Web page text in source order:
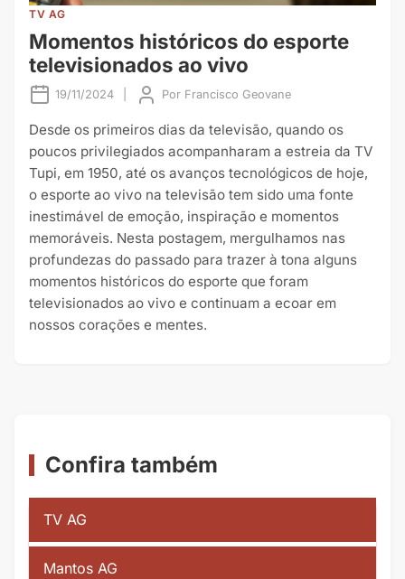
TV AG
Momentos históricos do esporte
televisionados ao vivo
19/11/2024 Por Francisco Geovane
Desde os primeiros dias da televisão, quando os
poucos privilegiados acompanharam a estreia da TV
Tupi, em 1950, até os avanços tecnológicos de hoje,
o esporte ao vivo na televisão tem sido uma fonte
inestimável de emoção, inspiração e momentos
memoráveis. Nesta postagem, mergulhamos nas
profundezas do passado para trazer à tona alguns
momentos históricos do esporte que foram
televisionados ao vivo e continuam a ecoar em
nossos corações e mentes.
Confira também
TV AG
Mantos AG